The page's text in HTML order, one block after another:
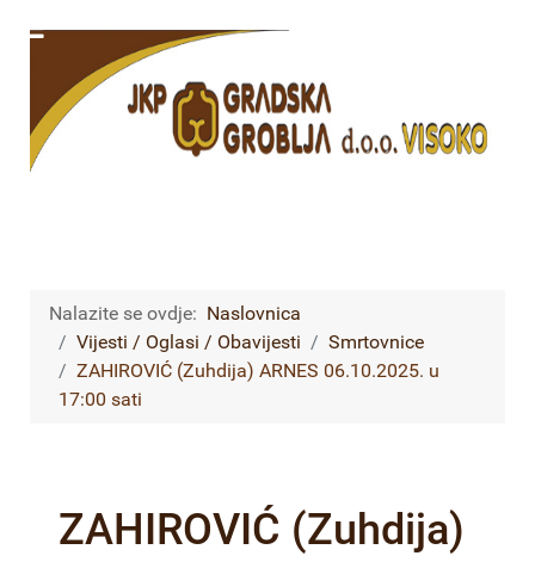
Nalazite se ovdje: Naslovnica
Vijesti / Oglasi / Obavijesti
Smrtovnice
ZAHIROVIĆ (Zuhdija) ARNES 06.10.2025. u
17:00 sati
ZAHIROVIĆ (Zuhdija)